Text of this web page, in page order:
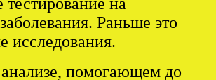
тестирование на
Раньше это
исследования.
анализе, помогающем до